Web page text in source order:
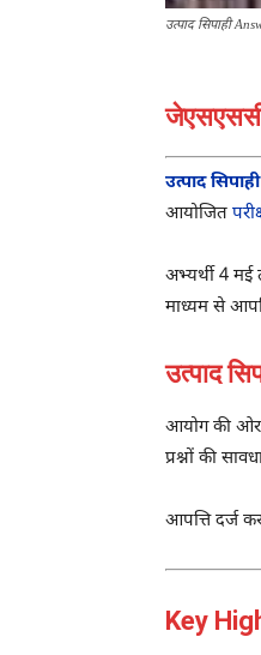
उत्पाद सिपाही
उत्पाद
आयोजित
अभ्यर्थी 4
माध्यम से
उत्पाद
आयोग की ओर
प्रश्नों की
आपत्ति दर्ज
Key